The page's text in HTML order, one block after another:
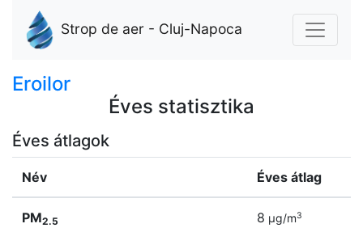
Strop de aer - Cluj-Napoca
Eroilor
Éves statisztika
Éves átlagok
Név Éves átlag
PM2.5 8 µg/m3